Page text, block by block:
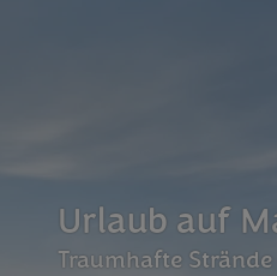
Urlaub auf
Traumhafte